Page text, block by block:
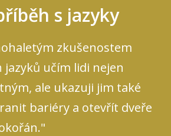
s jazyky
zkušenostem
jazyků učím lidi nejen
ale ukazuji jim také
bariéry a otevřít dveře